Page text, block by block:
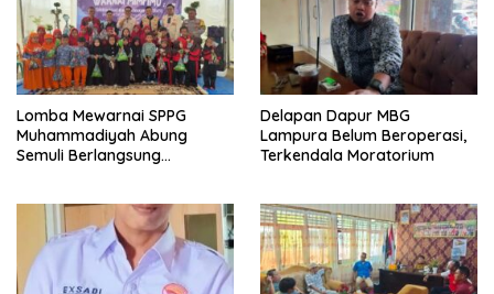
Lomba Mewarnai SPPG
Muhammadiyah Abung
Semuli Berlangsung
Delapan Dapur MBG
Lampura Belum Beroperasi,
Terkendala Moratorium